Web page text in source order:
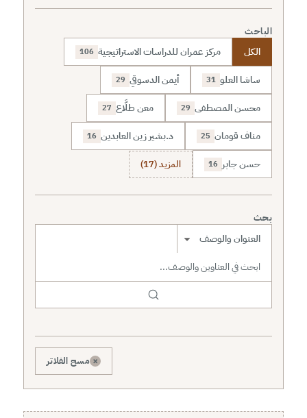
الباحث
الكل مركز عمران للدراسات الاستراتيجية 106
ساشا العلو 31 أيمن الدسوقي 29
محسن المصطفى 29 معن طلَّاع 27
مناف قومان 25 د.بشير زين العابدين 16
حسن جابر 16 المزيد (17)
بحث
نطاق البحث
× مسح الفلاتر